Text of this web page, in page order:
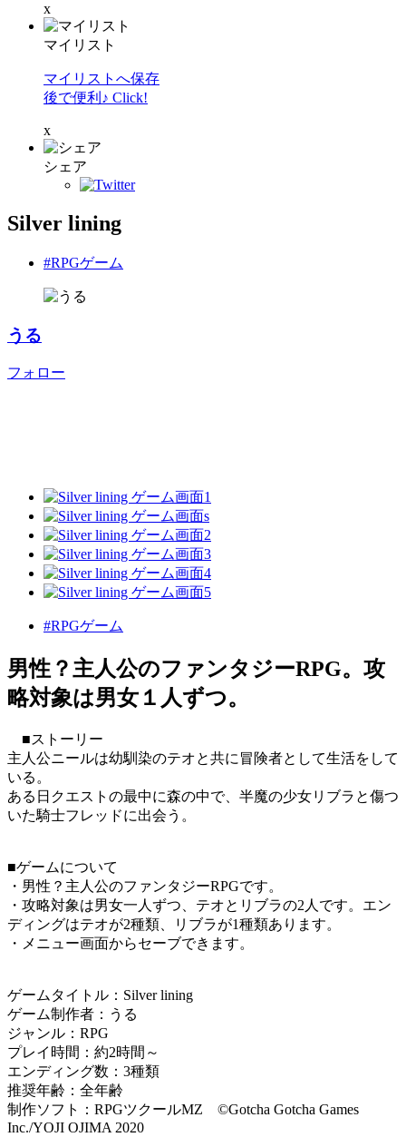
x
マイリスト
マイリストへ保存
後で便利♪ Click!
x
シェア
Silver lining
#RPGゲーム
うる
フォロー
#RPGゲーム
男性？主人公のファンタジーRPG。攻
略対象は男女１人ずつ。
■ストーリー
主人公ニールは幼馴染のテオと共に冒険者として生活をして
いる。
ある日クエストの最中に森の中で、半魔の少女リブラと傷つ
いた騎士フレッドに出会う。
■ゲームについて
・男性？主人公のファンタジーRPGです。
・攻略対象は男女一人ずつ、テオとリブラの2人です。エン
ディングはテオが2種類、リブラが1種類あります。
・メニュー画面からセーブできます。
ゲームタイトル：Silver lining
ゲーム制作者：うる
ジャンル：RPG
プレイ時間：約2時間～
エンディング数：3種類
推奨年齢：全年齢
制作ソフト：RPGツクールMZ ©Gotcha Gotcha Games
Inc./YOJI OJIMA 2020